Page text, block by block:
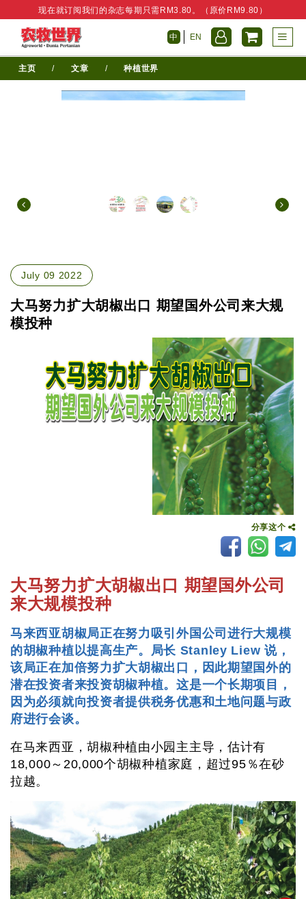
现在就订阅我们的杂志每期只需RM3.80。（原价RM9.80）
中 EN
主页 / 文章 / 种植世界
July 09 2022
大马努力扩大胡椒出口 期望国外公司来大规
模投种
分享这个
大马努力扩大胡椒出口 期望国外公司
来大规模投种
马来西亚胡椒局正在努力吸引外国公司进行大规模
的胡椒种植以提高生产。局长 Stanley Liew 说，
该局正在加倍努力扩大胡椒出口，因此期望国外的
潜在投资者来投资胡椒种植。这是一个长期项目，
因为必须就向投资者提供税务优惠和土地问题与政
府进行会谈。
在马来西亚，胡椒种植由小园主主导，估计有
18,000～20,000个胡椒种植家庭，超过95％在砂
拉越。